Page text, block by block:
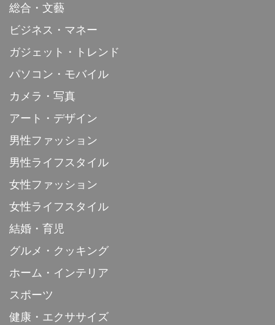
総合・文藝
ビジネス・マネー
ガジェット・トレンド
パソコン・モバイル
カメラ・写真
アート・デザイン
男性ファッション
男性ライフスタイル
女性ファッション
女性ライフスタイル
結婚・育児
グルメ・クッキング
ホーム・インテリア
スポーツ
健康・エクササイズ